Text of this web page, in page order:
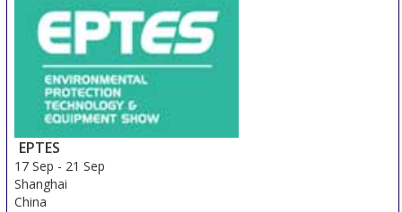
EPTES
17 Sep - 21 Sep
Shanghai
China